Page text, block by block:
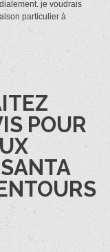
je voudrais
particulier à
POUR